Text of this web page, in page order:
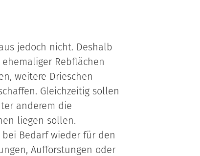
jedoch nicht. Deshalb
Rebflächen
weitere Drieschen
Gleichzeitig sollen
anderem die
liegen sollen.
Bedarf wieder für den
Aufforstungen oder